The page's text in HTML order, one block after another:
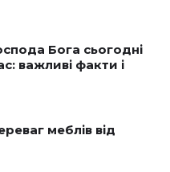
Бога сьогодні
важливі факти і
меблів від